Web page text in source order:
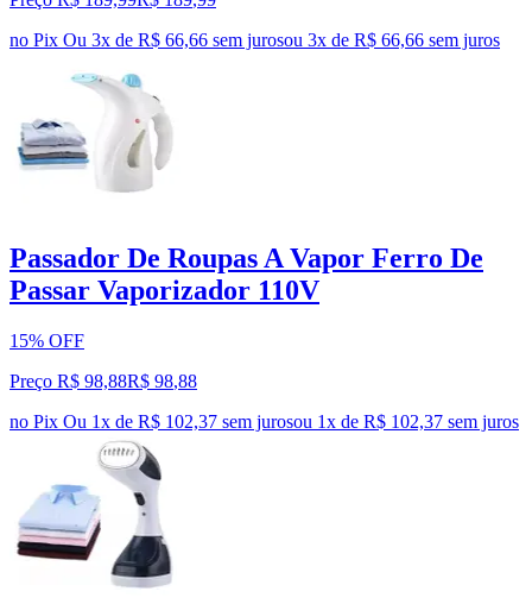
no Pix Ou 3x de R$ 66,66 sem jurosou 3x de R$ 66,66 sem juros
Passador De Roupas A Vapor Ferro De
Passar Vaporizador 110V
15% OFF
Preço R$ 98,88R$ 98,88
no Pix Ou 1x de R$ 102,37 sem jurosou 1x de R$ 102,37 sem juros